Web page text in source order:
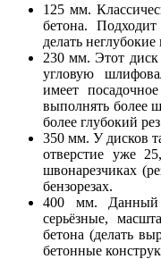
125 мм.
бетона.
делать неглубокие
230 мм. Этот диск
угловую
имеет
выполнять более
более глубокий
350 мм. У дисков
отверстие уже
швонарезчиках
бензорезах.
400 мм. Данный
серьёзные,
бетона (делать
бетонные